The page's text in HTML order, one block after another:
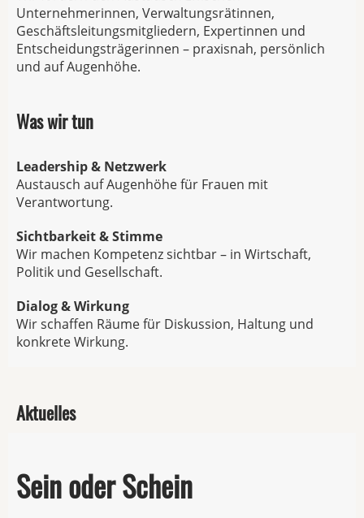
Unternehmerinnen, Verwaltungsrätinnen,
Geschäftsleitungsmitgliedern, Expertinnen und
Entscheidungsträgerinnen – praxisnah, persönlich
und auf Augenhöhe.
Was wir tun
Leadership & Netzwerk
Austausch auf Augenhöhe für Frauen mit
Verantwortung.
Sichtbarkeit & Stimme
Wir machen Kompetenz sichtbar – in Wirtschaft,
Politik und Gesellschaft.
Dialog & Wirkung
Wir schaffen Räume für Diskussion, Haltung und
konkrete Wirkung.
Aktuelles
Sein oder Schein